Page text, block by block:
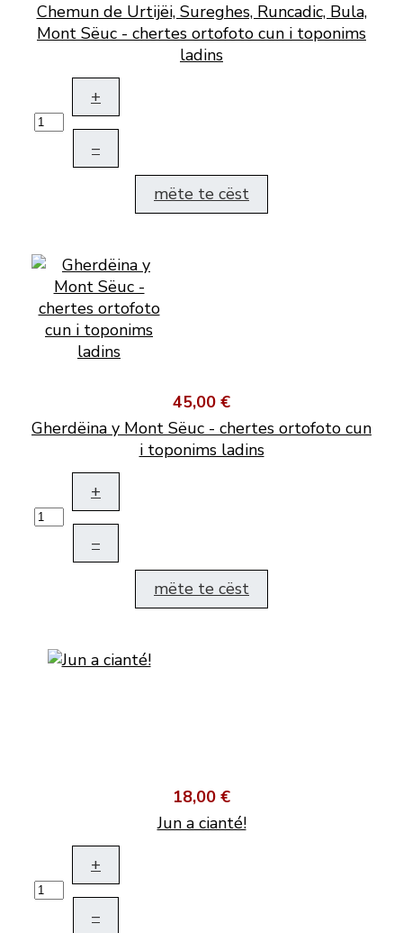
Chemun de Urtijëi, Sureghes, Runcadic, Bula,
Mont Sëuc - chertes ortofoto cun i toponims
ladins
+
–
mëte te cëst
45,00 €
Gherdëina y Mont Sëuc - chertes ortofoto cun
i toponims ladins
+
–
mëte te cëst
18,00 €
Jun a cianté!
+
–